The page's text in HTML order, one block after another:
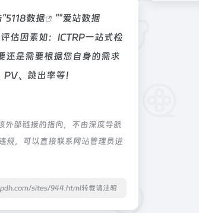
"5118数据 ""爱站数据
估因素如：ICTRP一站式检
还是需要根据您自身的需求
、跳出率等！
外部链接的指向，不由深度导航
规，可以直接联系网站管理员进
sites/944.html转载请注明